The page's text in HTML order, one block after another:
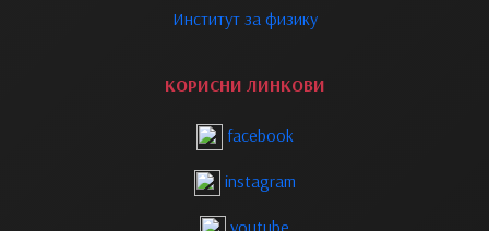
Институт за физику
КОРИСНИ ЛИНКОВИ
facebook
instagram